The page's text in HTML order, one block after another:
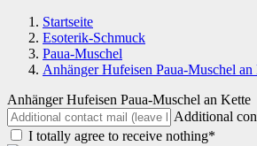
Startseite
Esoterik-Schmuck
Paua-Muschel
Anhänger Hufeisen Paua-Muschel an
Anhänger Hufeisen Paua-Muschel an Kette
Additional
I totally agree to receive nothing*